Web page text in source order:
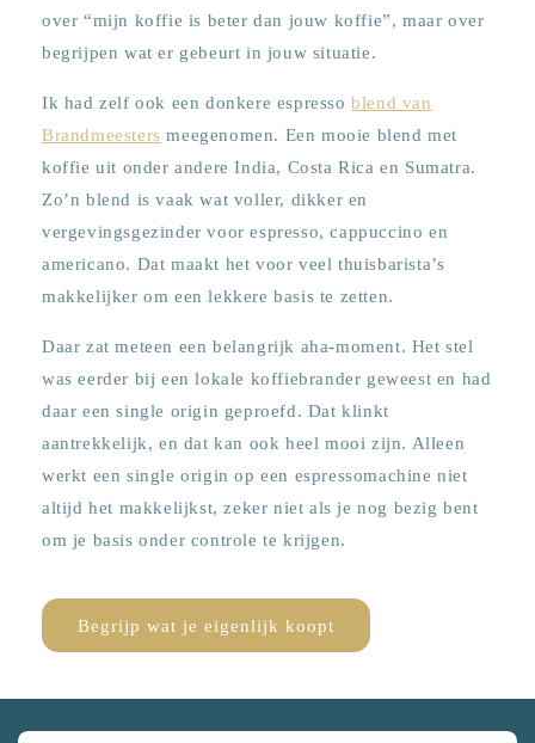
over “mijn koffie is beter dan jouw koffie”, maar over
begrijpen wat er gebeurt in jouw situatie.
Ik had zelf ook een donkere espressoblend van
Brandmeesters meegenomen. Een mooie blend met
koffie uit onder andere India, Costa Rica en Sumatra.
Zo’n blend is vaak wat voller, dikker en
vergevingsgezinder voor espresso, cappuccino en
americano. Dat maakt het voor veel thuisbarista’s
makkelijker om een lekkere basis te zetten.
Daar zat meteen een belangrijk aha-moment. Het stel
was eerder bij een lokale koffiebrander geweest en had
daar een single origin geproefd. Dat klinkt
aantrekkelijk, en dat kan ook heel mooi zijn. Alleen
werkt een single origin op een espressomachine niet
altijd het makkelijkst, zeker niet als je nog bezig bent
om je basis onder controle te krijgen.
Begrijp wat je eigenlijk koopt